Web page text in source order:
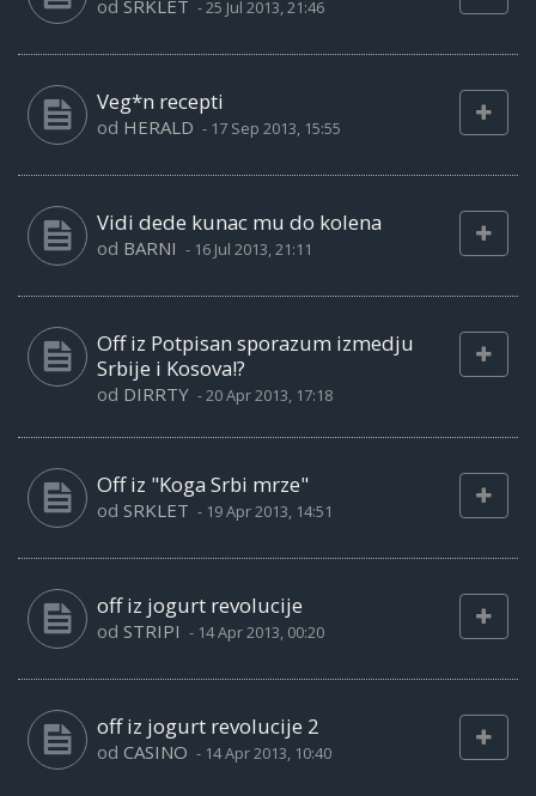
od SRKLET -25 Jul 2013, 21:46
Veg*n recepti
od HERALD - 17 Sep 2013, 15:55
Vidi dede kunac mu do kolena
od BARNI - 16 Jul 2013, 21:11
Off iz Potpisan sporazum izmedju
Srbije i Kosova!?
od DIRRTY -20 Apr 2013, 17:18
Off iz "Koga Srbi mrze"
od SRKLET - 19 Apr 2013, 14:51
off iz jogurt revolucije
od STRIPI - 14 Apr 2013, 00:20
off iz jogurt revolucije 2
od CASINO - 14 Apr 2013, 10:40